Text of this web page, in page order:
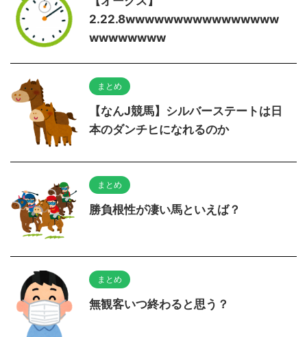
2.22.8wwwwwwwwwwwwwwww
wwwwwwww
まとめ
【なんJ競馬】シルバーステートは日
本のダンチヒになれるのか
まとめ
勝負根性が凄い馬といえば？
まとめ
無観客いつ終わると思う？